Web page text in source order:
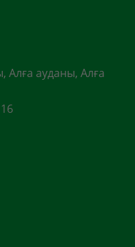
Алға ауданы, Алға